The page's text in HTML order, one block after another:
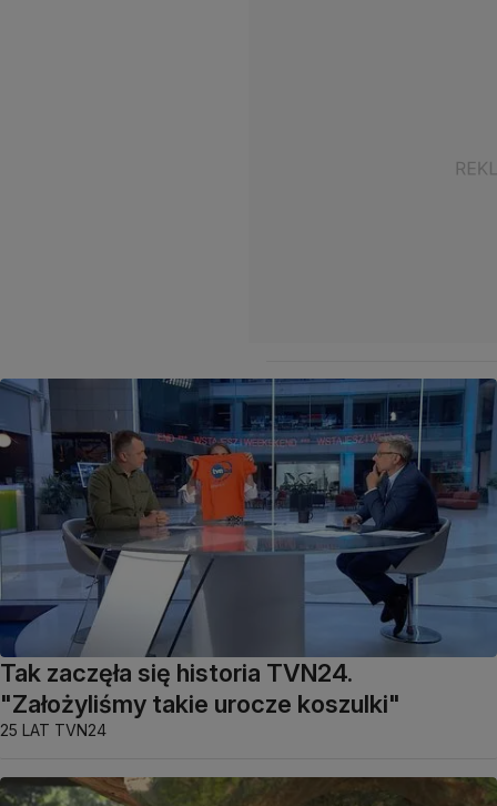
Tak zaczęła się historia TVN24.
"Założyliśmy takie urocze koszulki"
25 LAT TVN24